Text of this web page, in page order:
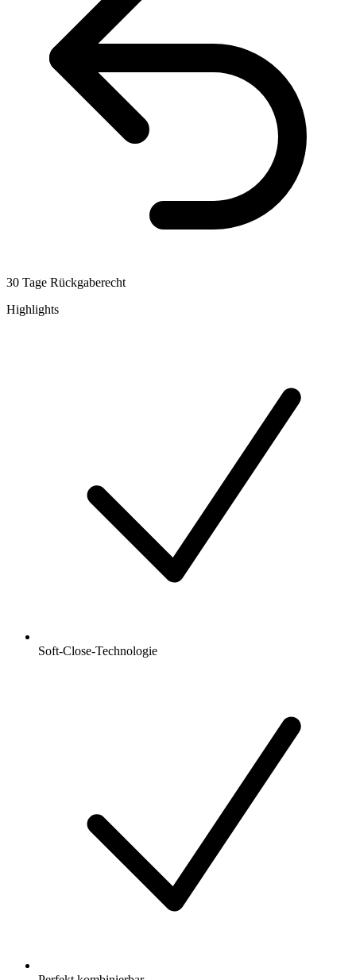
30 Tage Rückgaberecht
Highlights
Soft-Close-Technologie